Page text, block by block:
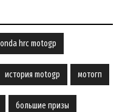
hrc motogp
история motogp мотогп
большие призы